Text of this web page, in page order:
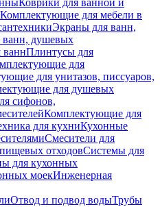
Коврики для ванной и
Комплектующие для мебели в
Экраны для ванн,
душевых
Плинтусы для
для
для унитазов, писсуаров,
для душевых
сифонов,
Комплектующие для
для кухниКухонные
Смесители для
отходовСистемы для
для кухонных
моекИнженерная
Отвод и подвод водыТрубы